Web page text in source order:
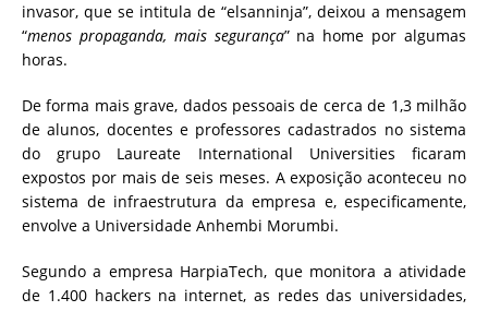
invasor, que se intitula de “elsanninja”, deixou a mensagem
“menos propaganda, mais segurança” na home por algumas
horas.
De forma mais grave, dados pessoais de cerca de 1,3 milhão
de alunos, docentes e professores cadastrados no sistema
do grupo Laureate International Universities ficaram
expostos por mais de seis meses. A exposição aconteceu no
sistema de infraestrutura da empresa e, especificamente,
envolve a Universidade Anhembi Morumbi.
Segundo a empresa HarpiaTech, que monitora a atividade
de 1.400 hackers na internet, as redes das universidades,